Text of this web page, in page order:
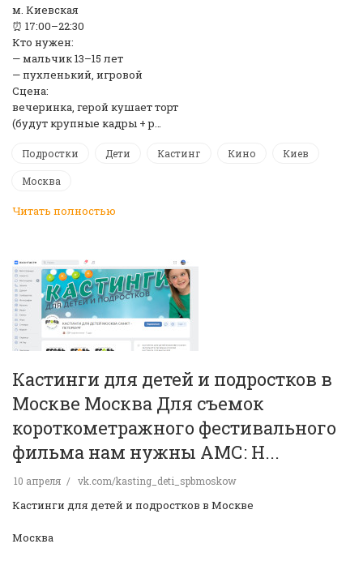
м. Киевская
⏰ 17:00–22:30
Кто нужен:
— мальчик 13–15 лет
— пухленький, игровой
Сцена:
вечеринка, герой кушает торт
(будут крупные кадры + р…
Подростки Дети Кастинг Кино Киев
Москва
Читать полностью
Кастинги для детей и подростков в
Москве Москва Для съемок
короткометражного фестивального
фильма нам нужны АМС: Н...
10 апреля vk.com/kasting_deti_spbmoskow
Кастинги для детей и подростков в Москве
Москва